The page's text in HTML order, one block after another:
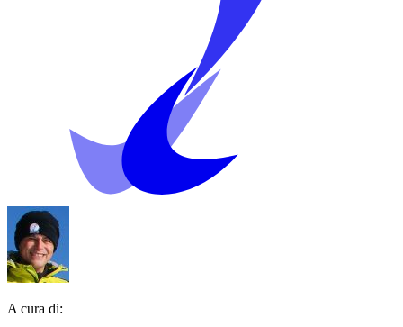
A cura di: